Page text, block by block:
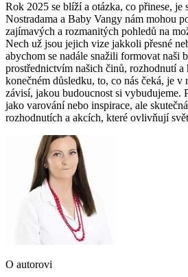
Rok 2025 se blíží a otázka, co přinese, je
Nostradama a Baby Vangy nám mohou
zajímavých a rozmanitých pohledů na
Nech už jsou jejich vize jakkoli přesné
abychom se nadále snažili formovat naši
prostřednictvím našich činů, rozhodnutí
konečném důsledku, to, co nás čeká, je v
závisí, jakou budoucnost si vybudujeme.
jako varování nebo inspirace, ale
rozhodnutích a akcích, které ovlivňují
O autorovi